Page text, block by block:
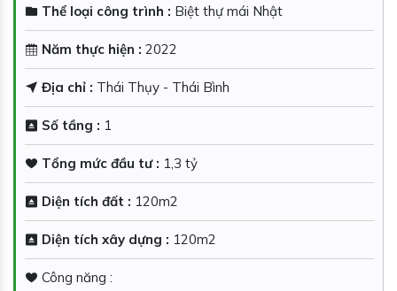
Thể loại công trình : Biệt thự mái Nhật
Năm thực hiện : 2022
Địa chỉ : Thái Thụy - Thái Bình
Số tầng : 1
Tổng mức đầu tư : 1,3 tỷ
Diện tích đất : 120m2
Diện tích xây dựng : 120m2
Công năng :